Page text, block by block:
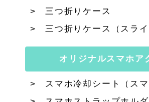
三つ折りケース
三つ折りケース（スライ
オリジナルスマホア
スマホ冷却シート（スマ